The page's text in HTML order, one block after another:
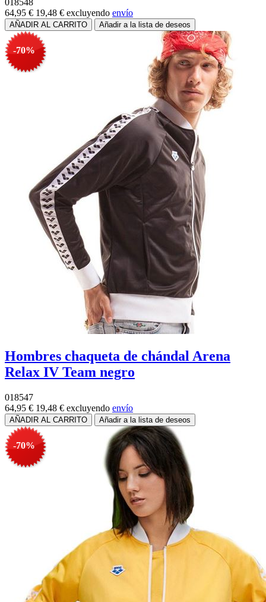
018548
64,95 € 19,48 € excluyendo envío
-70%
Hombres chaqueta de chándal Arena
Relax IV Team negro
018547
64,95 € 19,48 € excluyendo envío
-70%